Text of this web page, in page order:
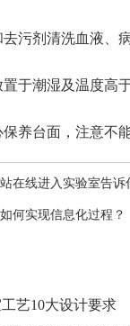
去污剂清洗血液、
于潮湿及温度高于
养台面，注意不
在线进入实验室告诉
何实现信息化过程？
艺10大设计要求